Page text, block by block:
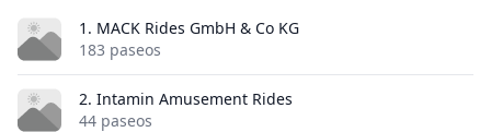
1. MACK Rides GmbH & Co KG
183 paseos
2. Intamin Amusement Rides
44 paseos